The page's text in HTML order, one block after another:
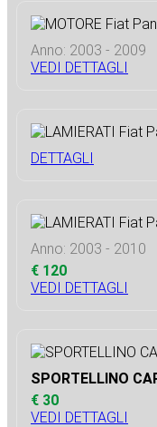
Anno: 2003 - 2009
VEDI DETTAGLI
DETTAGLI
Anno: 2003 - 2010
€ 120
VEDI DETTAGLI
SPORTELLINO
€ 30
VEDI DETTAGLI